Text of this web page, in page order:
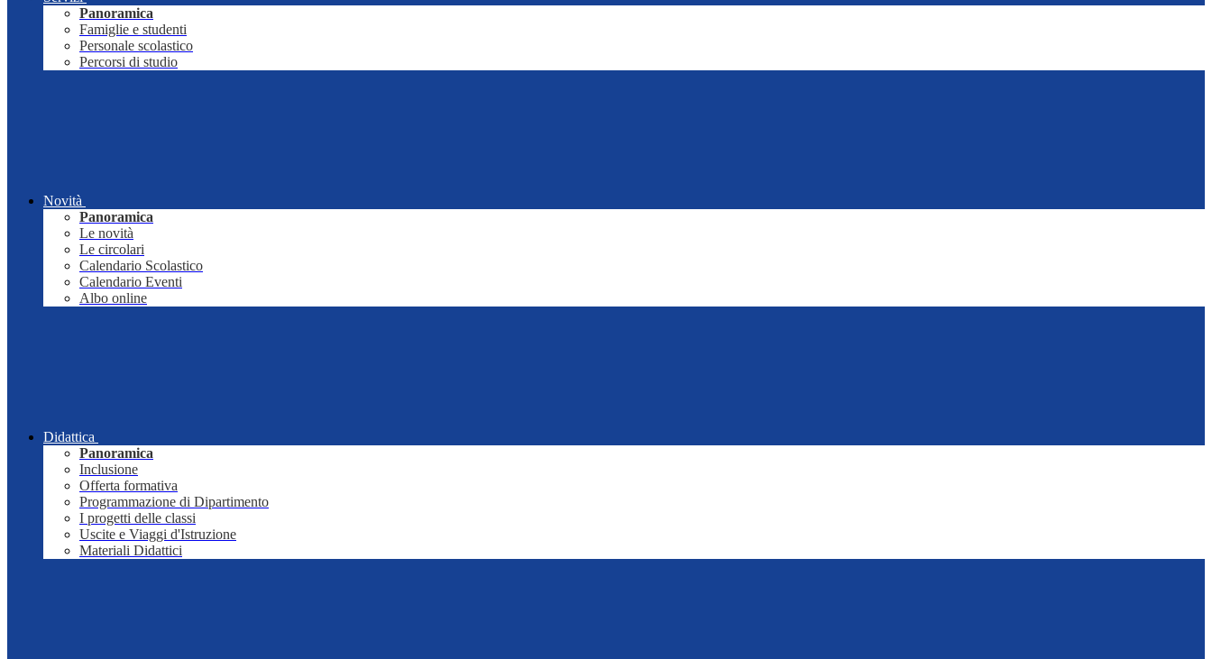
Panoramica
Famiglie e studenti
Personale scolastico
Percorsi di studio
Novità
Panoramica
Le novità
Le circolari
Calendario Scolastico
Calendario Eventi
Albo online
Didattica
Panoramica
Inclusione
Offerta formativa
Programmazione di Dipartimento
I progetti delle classi
Uscite e Viaggi d'Istruzione
Materiali Didattici